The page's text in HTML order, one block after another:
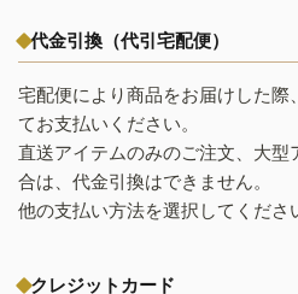
代金引換（代引宅配便）
宅配便により商品をお届けした際
てお支払いください。
直送アイテムのみのご注文、大
合は、代金引換はできません。
他の支払い方法を選択してくださ
クレジットカード